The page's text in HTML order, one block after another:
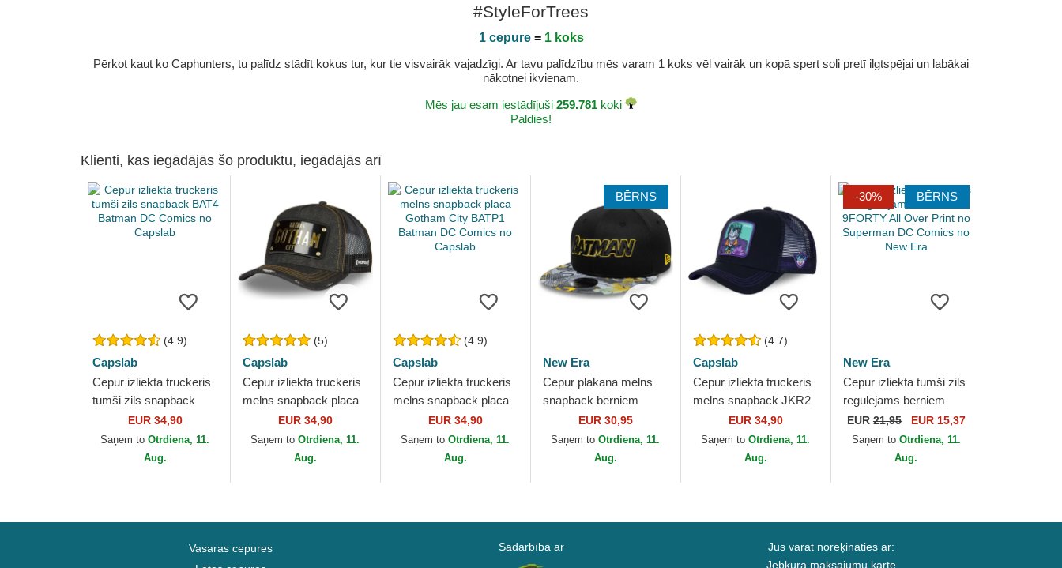
#StyleForTrees
1 cepure= 1 koks
Pērkot kaut ko Caphunters, tu palīdz stādīt kokus tur, kur tie visvairāk vajadzīgi. Ar tavu palīdzību mēs varam 1 koks vēl vairāk un kopā spert soli pretī ilgtspējai un labākai
nākotnei ikvienam.
Mēs jau esam iestādījuši 259.781 koki
Paldies!
Klienti, kas iegādājās šo produktu, iegādājās arī
(4.9)
Capslab
Cepur izliekta truckeris
tumši zils snapback
BAT4 Batman DC
Comics no Capslab
EUR 34,90
Saņem toOtrdiena, 11.
Aug.
(5)
Capslab
Cepur izliekta truckeris
melns snapback placa
Gotham City DC6
BATP1 Batman DC
Comics no Capslab
EUR 34,90
Saņem toOtrdiena, 11.
Aug.
(4.9)
Capslab
Cepur izliekta truckeris
melns snapback placa
Gotham City BATP1
Batman DC Comics no
EUR 34,90
Saņem toOtrdiena, 11.
Aug.
BĒRNS
New Era
Cepur plakana melns
snapback bērniem
9FIFTY no Batman DC
Comics no New Era
EUR 30,95
Saņem toOtrdiena, 11.
Aug.
(4.7)
Capslab
Cepur izliekta truckeris
melns snapback JKR2
Joker DC Comics no
Capslab
EUR 34,90
Saņem toOtrdiena, 11.
Aug.
-30% BĒRNS
New Era
Cepur izliekta tumši zils
regulējams bērniem
9FORTY All Over Print
no Superman DC
Comics no New Era
EUR 21,95 EUR 15,37
Saņem to Otrdiena, 11.
Aug.
Vasaras cepures
Sadarbībā ar
Jūs varat norēķināties ar:
Jebkura maksājumu karte